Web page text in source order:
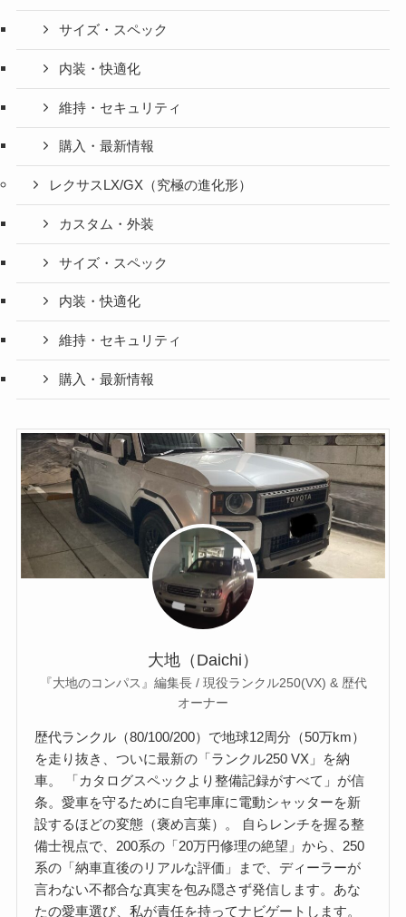
サイズ・スペック
内装・快適化
維持・セキュリティ
購入・最新情報
レクサスLX/GX（究極の進化形）
カスタム・外装
サイズ・スペック
内装・快適化
維持・セキュリティ
購入・最新情報
大地（Daichi）
『大地のコンパス』編集長 / 現役ランクル250(VX) & 歴代
オーナー
歴代ランクル（80/100/200）で地球12周分（50万km）
を走り抜き、ついに最新の「ランクル250 VX」を納
車。 「カタログスペックより整備記録がすべて」が信
条。愛車を守るために自宅車庫に電動シャッターを新
設するほどの変態（褒め言葉）。 自らレンチを握る整
備士視点で、200系の「20万円修理の絶望」から、250
系の「納車直後のリアルな評価」まで、ディーラーが
言わない不都合な真実を包み隠さず発信します。あな
たの愛車選び、私が責任を持ってナビゲートします。